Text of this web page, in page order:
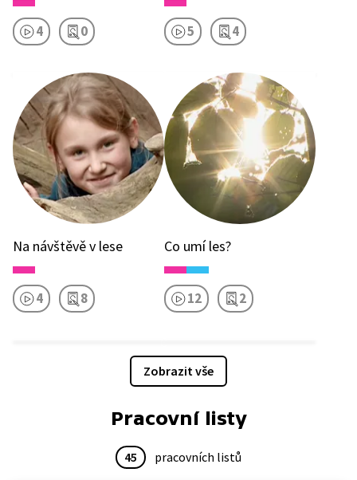
4 0 5 4
Na návštěvě v lese
4 8
Co umí les?
12 2
Zobrazit vše
Pracovní listy
45 pracovních listů